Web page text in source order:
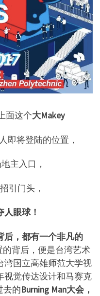
面这个大Makey
即将登陆的位置，
主入口，
引门头，
眼球！
后，都有一个非凡的
背后，便是台湾艺术
湾国立高雄师范大学视
视觉传达设计和马赛克
去的Burning Man大会，